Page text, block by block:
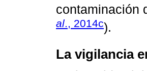
contaminación
al., 2014c).
La vigilancia